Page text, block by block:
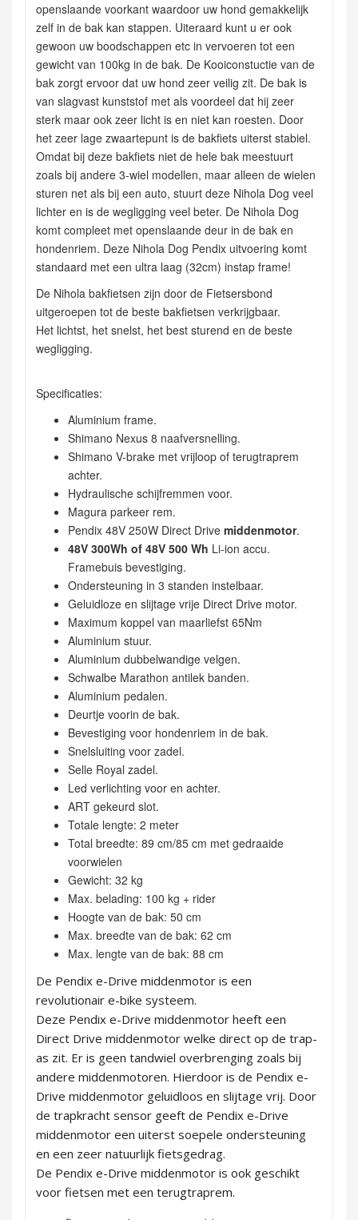
openslaande voorkant waardoor uw hond gemakkelijk
zelf in de bak kan stappen. Uiteraard kunt u er ook
gewoon uw boodschappen etc in vervoeren tot een
gewicht van 100kg in de bak. De Kooiconstuctie van de
bak zorgt ervoor dat uw hond zeer veilig zit. De bak is
van slagvast kunststof met als voordeel dat hij zeer
sterk maar ook zeer licht is en niet kan roesten. Door
het zeer lage zwaartepunt is de bakfiets uiterst stabiel.
Omdat bij deze bakfiets niet de hele bak meestuurt
zoals bij andere 3-wiel modellen, maar alleen de wielen
sturen net als bij een auto, stuurt deze Nihola Dog veel
lichter en is de wegligging veel beter. De Nihola Dog
komt compleet met openslaande deur in de bak en
hondenriem. Deze Nihola Dog Pendix uitvoering komt
standaard met een ultra laag (32cm) instap frame!
De Nihola bakfietsen zijn door de Fietsersbond
uitgeroepen tot de beste bakfietsen verkrijgbaar.
Het lichtst, het snelst, het best sturend en de beste
wegligging.
Specificaties:
Aluminium frame.
Shimano Nexus 8 naafversnelling.
Shimano V-brake met vrijloop of terugtraprem
achter.
Hydraulische schijfremmen voor.
Magura parkeer rem.
Pendix 48V 250W Direct Drivemiddenmotor.
48V 300Wh of 48V 500 Wh Li-ion accu.
Framebuis bevestiging.
Ondersteuning in 3 standen instelbaar.
Geluidloze en slijtage vrije Direct Drive motor.
Maximum koppel van maarliefst 65Nm
Aluminium stuur.
Aluminium dubbelwandige velgen.
Schwalbe Marathon antilek banden.
Aluminium pedalen.
Deurtje voorin de bak.
Bevestiging voor hondenriem in de bak.
Snelsluiting voor zadel.
Selle Royal zadel.
Led verlichting voor en achter.
ART gekeurd slot.
Totale lengte: 2 meter
Total breedte: 89 cm/85 cm met gedraaide
voorwielen
Gewicht: 32 kg
Max. belading: 100 kg + rider
Hoogte van de bak: 50 cm
Max. breedte van de bak: 62 cm
Max. lengte van de bak: 88 cm
De Pendix e-Drive middenmotor is een
revolutionair e-bike systeem.
Deze Pendix e-Drive middenmotor heeft een
Direct Drive middenmotor welke direct op de trap-
as zit. Er is geen tandwiel overbrenging zoals bij
andere middenmotoren. Hierdoor is de Pendix e-
Drive middenmotor geluidloos en slijtage vrij. Door
de trapkracht sensor geeft de Pendix e-Drive
middenmotor een uiterst soepele ondersteuning
en een zeer natuurlijk fietsgedrag.
De Pendix e-Drive middenmotor is ook geschikt
voor fietsen met een terugtraprem.